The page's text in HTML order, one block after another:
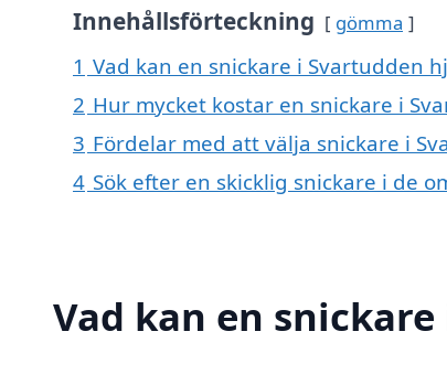
Innehållsförteckning gömma
1 Vad kan en snickare i Svartudden
2 Hur mycket kostar en snickare i
3 Fördelar med att välja snickare i
4 Sök efter en skicklig snickare i de
Vad kan en